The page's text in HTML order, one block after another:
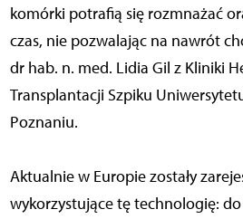
komórki potrafią się rozmnażać
czas, nie pozwalając na nawrót
dr hab. n. med. Lidia Gil z Kliniki
Transplantacji Szpiku
Poznaniu.
Aktualnie w Europie zostały
wykorzystujące tę technologię: